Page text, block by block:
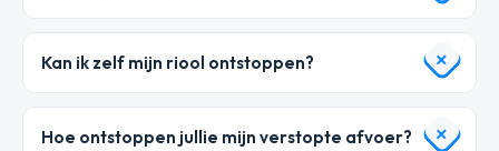
Kan ik zelf mijn riool ontstoppen?
Hoe ontstoppen jullie mijn verstopte afvoer?